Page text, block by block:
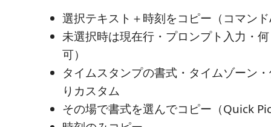
選択テキスト＋時刻をコピー（コマン
未選択時は現在行・プロンプト入力・
可）
タイムスタンプの書式・タイムゾーン
りカスタム
その場で書式を選んでコピー（Quick